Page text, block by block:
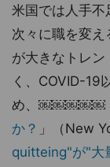
米国では人手不
次々に職を変
が大きなトレ
く、COVID-19
め、￼￼￼￼￼
か？ 」（New
quitteing"が"大